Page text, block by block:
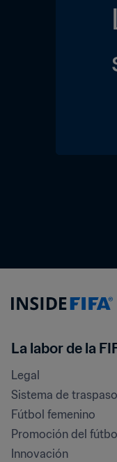
La labor de la
Legal
Sistema de
Fútbol femenino
Promoción del fútbol
Innovación